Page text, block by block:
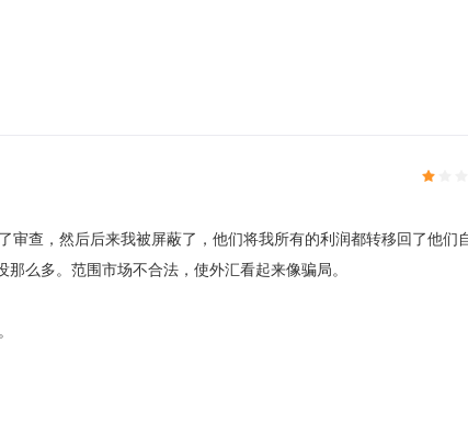
审查，然后后来我被屏蔽了，他们将我所有的利润都转移回了他们
么多。范围市场不合法，使外汇看起来像骗局。